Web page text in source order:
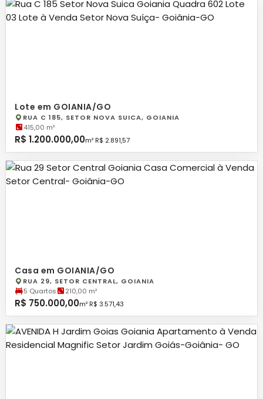
Lote em GOIANIA/GO
RUA C 185, SETOR NOVA SUICA, GOIANIA
415,00 m²
R$ 1.200.000,00m² R$ 2.891,57
Casa em GOIANIA/GO
RUA 29, SETOR CENTRAL, GOIANIA
5 Quartos
210,00 m²
R$ 750.000,00m² R$ 3.571,43